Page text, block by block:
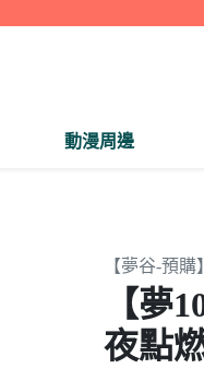
動漫周邊
【夢谷-預購】
【夢
夜點